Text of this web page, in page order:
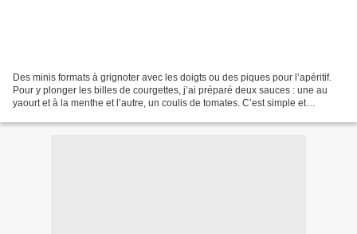
Des minis formats à grignoter avec les doigts ou des piques pour l’apéritif.
Pour y plonger les billes de courgettes, j’ai préparé deux sauces : une au
yaourt et à la menthe et l’autre, un coulis de tomates. C’est simple et